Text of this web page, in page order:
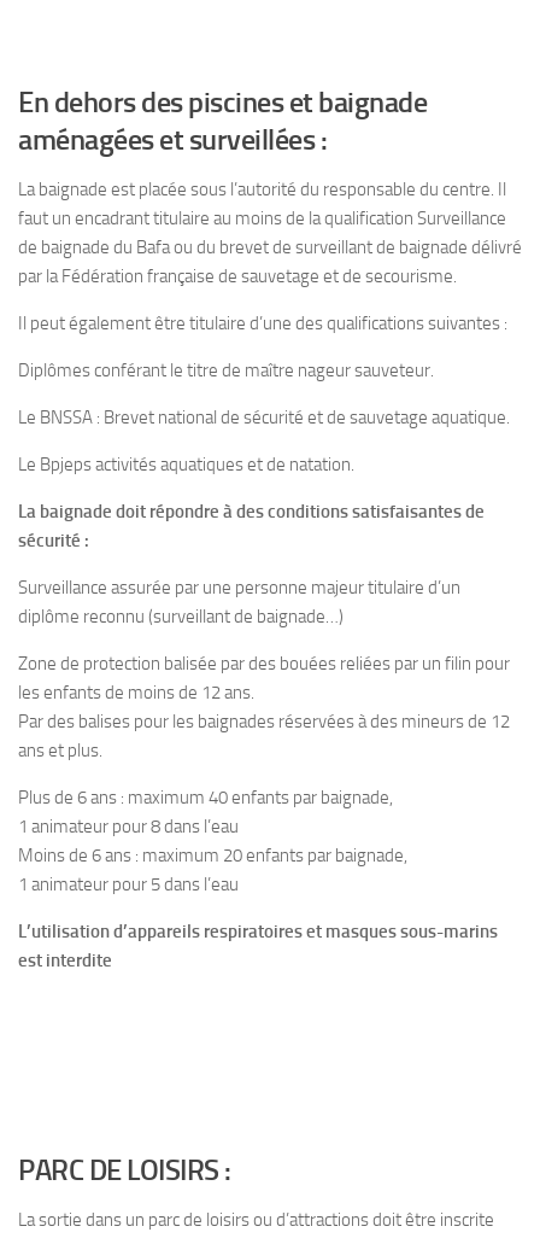
En dehors des piscines et baignade
aménagées et surveillées :
La baignade est placée sous l’autorité du responsable du centre. Il
faut un encadrant titulaire au moins de la qualification Surveillance
de baignade du Bafa ou du brevet de surveillant de baignade délivré
par la Fédération française de sauvetage et de secourisme.
Il peut également être titulaire d’une des qualifications suivantes :
Diplômes conférant le titre de maître nageur sauveteur.
Le BNSSA : Brevet national de sécurité et de sauvetage aquatique.
Le Bpjeps activités aquatiques et de natation.
La baignade doit répondre à des conditions satisfaisantes de
sécurité :
Surveillance assurée par une personne majeur titulaire d’un
diplôme reconnu (surveillant de baignade…)
Zone de protection balisée par des bouées reliées par un filin pour
les enfants de moins de 12 ans.
Par des balises pour les baignades réservées à des mineurs de 12
ans et plus.
Plus de 6 ans : maximum 40 enfants par baignade,
1 animateur pour 8 dans l’eau
Moins de 6 ans : maximum 20 enfants par baignade,
1 animateur pour 5 dans l’eau
L’utilisation d’appareils respiratoires et masques sous-marins
est interdite
PARC DE LOISIRS :
La sortie dans un parc de loisirs ou d’attractions doit être inscrite